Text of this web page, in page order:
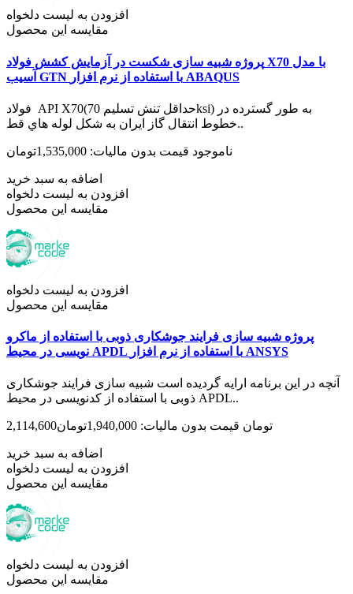
افزودن به لیست دلخواه
مقایسه این محصول
پروژه شبیه سازی شکست در آزمایش کشش فولاد X70 با مدل
آسیب GTN با استفاده از نرم افزار ABAQUS
فولاد API X70(حداقل تنش تسلیم 70ksi) به طور گسترده در
خطوط انتقال گاز ایران به شکل لوله هاي قط..
ناموجود قیمت بدون مالیات: 1,535,000تومان
اضافه به سبد خرید
افزودن به لیست دلخواه
مقایسه این محصول
افزودن به لیست دلخواه
مقایسه این محصول
پروژه شبیه سازی فرایند جوشکاری ذوبی با استفاده از ماکرو
نویسی در محیط APDL با استفاده از نرم افزار ANSYS
آنچه در این برنامه ارایه گردیده است شبیه سازی فرایند جوشکاری
ذوبی با استفاده از کدنویسی در محیط APDL..
2,114,600تومان قیمت بدون مالیات: 1,940,000تومان
اضافه به سبد خرید
افزودن به لیست دلخواه
مقایسه این محصول
افزودن به لیست دلخواه
مقایسه این محصول